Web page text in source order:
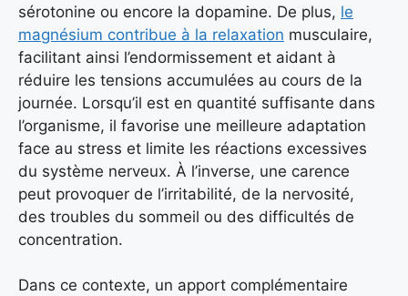
sérotonine ou encore la dopamine. De plus, le
magnésium contribue à la relaxation musculaire,
facilitant ainsi l’endormissement et aidant à
réduire les tensions accumulées au cours de la
journée. Lorsqu’il est en quantité suffisante dans
l’organisme, il favorise une meilleure adaptation
face au stress et limite les réactions excessives
du système nerveux. À l’inverse, une carence
peut provoquer de l’irritabilité, de la nervosité,
des troubles du sommeil ou des difficultés de
concentration.
Dans ce contexte, un apport complémentaire